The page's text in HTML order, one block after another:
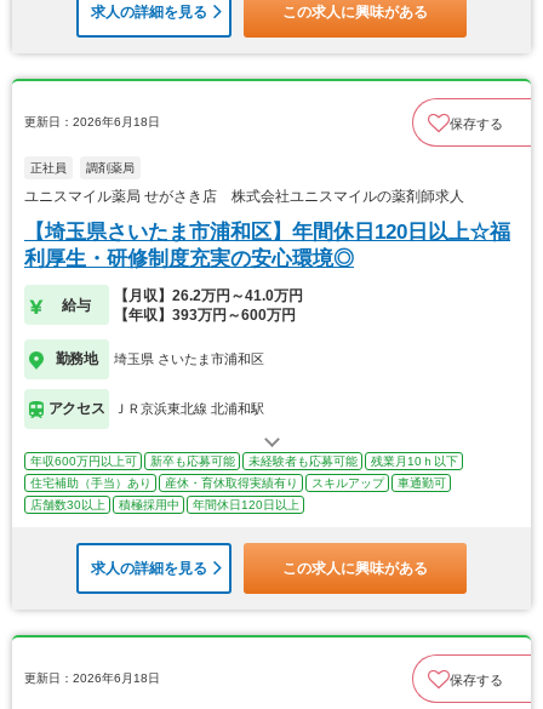
求人の詳細を見る この求人に興味がある
更新日：2026年6月18日 保存する
正社員 調剤薬局
ユニスマイル薬局 せがさき店 株式会社ユニスマイルの薬剤師求人
【埼玉県さいたま市浦和区】年間休日120日以上☆福
利厚生・研修制度充実の安心環境◎
給与
【月収】26.2万円～41.0万円
【年収】393万円～600万円
勤務地 埼玉県 さいたま市浦和区
アクセス ＪＲ京浜東北線 北浦和駅
年収600万円以上可 新卒も応募可能 未経験者も応募可能
残業月10ｈ以下
住宅補助（手当）あり
産休・育休取得実績有り スキルアップ
車通勤可
店舗数30以上
積極採用中 年間休日120日以上
求人の詳細を見る この求人に興味がある
更新日：2026年6月18日 保存する